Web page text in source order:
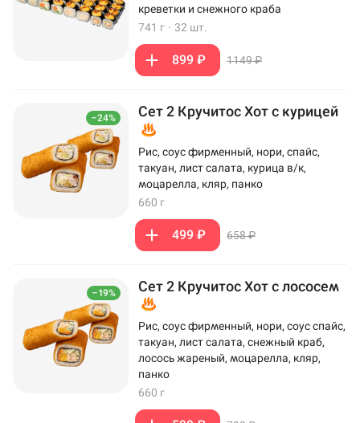
креветки и снежного краба
741 г · 32 шт.
899 ₽ 1149 ₽
–24% Сет 2 Кручитос Хот с курицей
Рис, соус фирменный, нори, спайс,
такуан, лист салата, курица в/к,
моцарелла, кляр, панко
660 г
499 ₽ 658 ₽
–19% Сет 2 Кручитос Хот с лососем
Рис, соус фирменный, нори, соус спайс,
такуан, лист салата, снежный краб,
лосось жареный, моцарелла, кляр,
панко
660 г